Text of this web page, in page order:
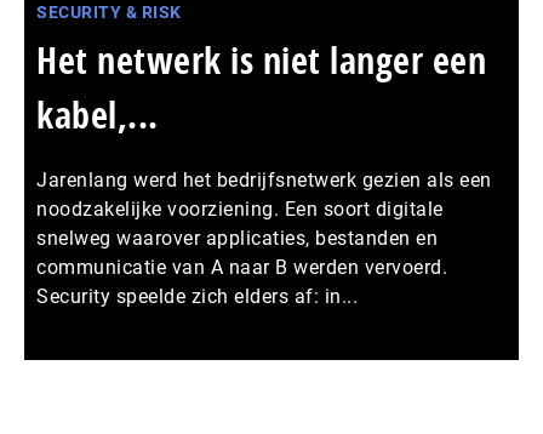
SECURITY & RISK
Het netwerk is niet langer een
kabel,...
Jarenlang werd het bedrijfsnetwerk gezien als een
noodzakelijke voorziening. Een soort digitale
snelweg waarover applicaties, bestanden en
communicatie van A naar B werden vervoerd.
Security speelde zich elders af: in...